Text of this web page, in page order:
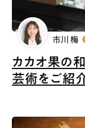
カカオ果の
芸術をご紹
市川 梅